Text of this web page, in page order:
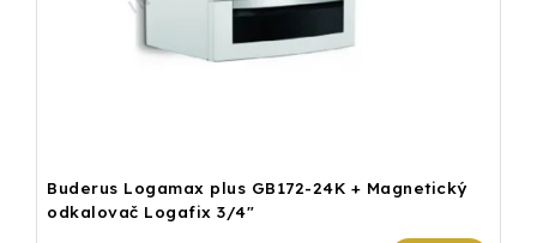
Buderus Logamax plus GB172-24K + Magnetický
odkalovač Logafix 3/4"